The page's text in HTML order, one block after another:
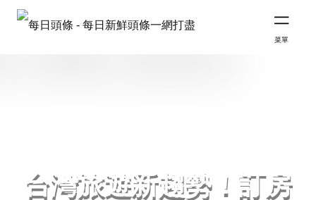
台灣旅遊新趨勢！訂房
菜單